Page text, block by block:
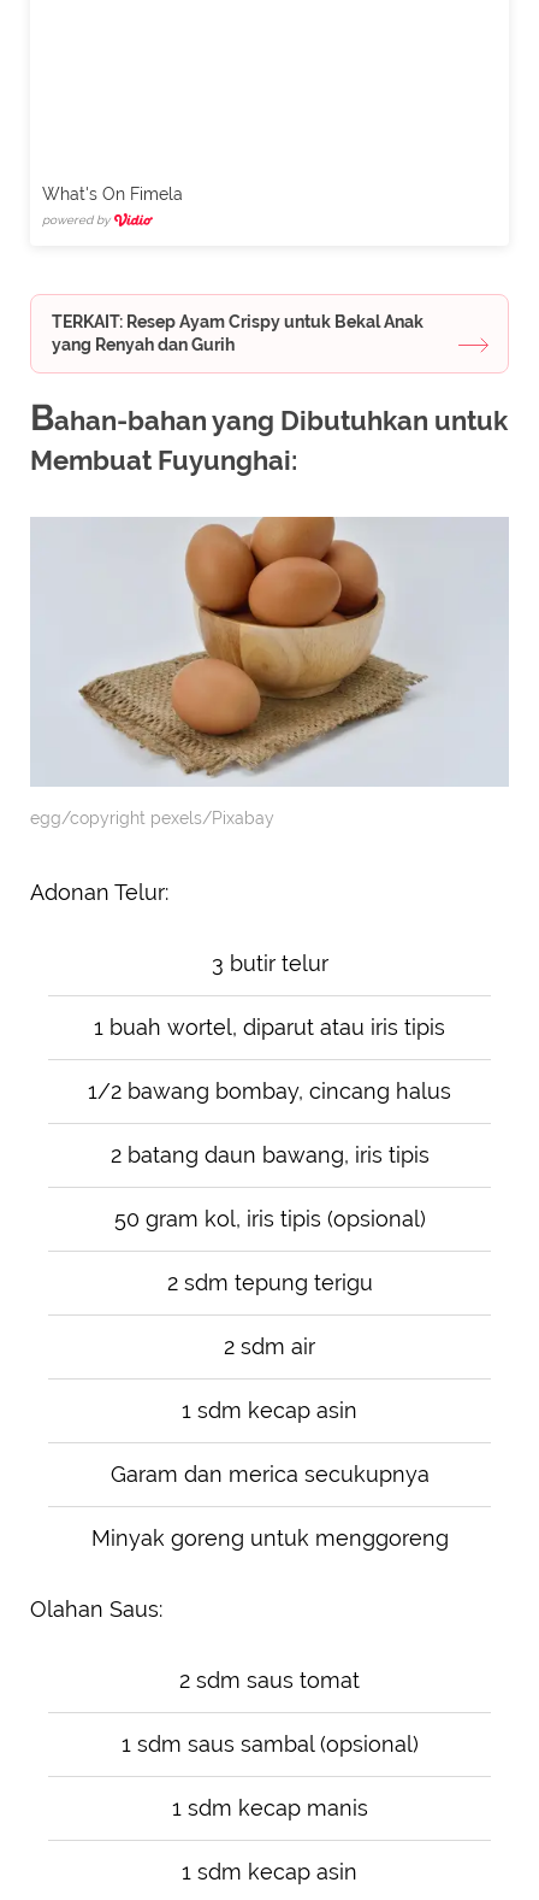
What's On Fimela
powered by
TERKAIT: Resep Ayam Crispy untuk Bekal Anak
yang Renyah dan Gurih
Bahan-bahan yang Dibutuhkan untuk
Membuat Fuyunghai:
egg/copyright pexels/Pixabay
Adonan Telur:
3 butir telur
1 buah wortel, diparut atau iris tipis
1/2 bawang bombay, cincang halus
2 batang daun bawang, iris tipis
50 gram kol, iris tipis (opsional)
2 sdm tepung terigu
2 sdm air
1 sdm kecap asin
Garam dan merica secukupnya
Minyak goreng untuk menggoreng
Olahan Saus:
2 sdm saus tomat
1 sdm saus sambal (opsional)
1 sdm kecap manis
1 sdm kecap asin